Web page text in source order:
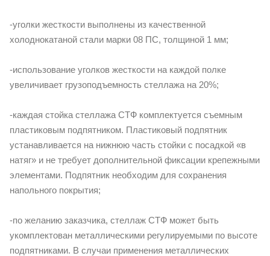
-уголки жесткости выполнены из качественной
холоднокатаной стали марки 08 ПС, толщиной 1 мм;
-использование уголков жесткости на каждой полке
увеличивает грузоподъемность стеллажа на 20%;
-каждая стойка стеллажа СТФ комплектуется съемным
пластиковым подпятником. Пластиковый подпятник
устанавливается на нижнюю часть стойки с посадкой «в
натяг» и не требует дополнительной фиксации крепежными
элементами. Подпятник необходим для сохранения
напольного покрытия;
-по желанию заказчика, стеллаж СТФ может быть
укомплектован металлическими регулируемыми по высоте
подпятниками. В случаи применения металлических